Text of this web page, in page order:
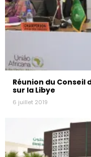
Réunion du Conseil
sur la Libye
6 juillet 2019